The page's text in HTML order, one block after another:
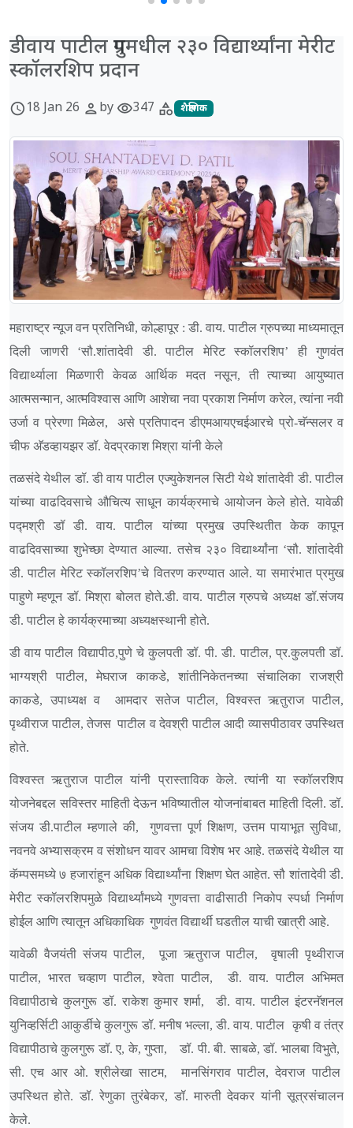
डीवाय पाटील ग्रुपमधील २३० विद्यार्थ्यांना मेरीट
स्कॉलरशिप प्रदान
schedule18 Jan 26 personby visibility347 category शैक्षणिक
महाराष्ट्र न्यूज वन प्रतिनिधी, कोल्हापूर : डी. वाय. पाटील ग्रुपच्या माध्यमातून
दिली जाणरी ‘सौ.शांतादेवी डी. पाटील मेरिट स्कॉलरशिप’ ही गुणवंत
विद्यार्थ्याला मिळणारी केवळ आर्थिक मदत नसून, ती त्याच्या आयुष्यात
आत्मसन्मान, आत्मविश्वास आणि आशेचा नवा प्रकाश निर्माण करेल, त्यांना नवी
उर्जा व प्रेरणा मिळेल,
असे प्रतिपादन डीएमआयएचईआरचे प्रो-चॅन्सलर व
चीफ अ‍ॅडव्हायझर डॉ. वेदप्रकाश मिश्रा यांनी केले
तळसंदे येथील डॉ. डी वाय पाटील एज्युकेशनल सिटी येथे शांतादेवी डी. पाटील
यांच्या वाढदिवसाचे औचित्य साधून कार्यक्रमाचे आयोजन केले होते. यावेळी
पद्मश्री डॉ डी. वाय. पाटील यांच्या प्रमुख उपस्थितीत केक कापून
वाढदिवसाच्या शुभेच्छा देण्यात आल्या. तसेच २३० विद्यार्थ्यांना ‘सौ. शांतादेवी
डी. पाटील मेरिट स्कॉलरशिप’चे वितरण करण्यात आले. या समारंभात प्रमुख
पाहुणे म्हणून डॉ. मिश्रा बोलत होते.डी. वाय. पाटील ग्रुपचे अध्यक्ष डॉ.संजय
डी. पाटील हे कार्यक्रमाच्या अध्यक्षस्थानी होते.
डी वाय पाटील विद्यापीठ,पुणे चे कुलपती डॉ. पी. डी. पाटील, प्र.कुलपती डॉ.
भाग्यश्री पाटील, मेघराज काकडे, शांतीनिकेतनच्या संचालिका राजश्री
काकडे, उपाध्यक्ष व आमदार सतेज पाटील, विश्वस्त ऋतुराज पाटील,
पृथ्वीराज पाटील, तेजस पाटील व देवश्री पाटील आदी व्यासपीठावर उपस्थित
होते.
विश्वस्त ऋतुराज पाटील यांनी प्रास्ताविक केले. त्यांनी या स्कॉलरशिप
योजनेबद्दल सविस्तर माहिती देऊन भविष्यातील योजनांबाबत माहिती दिली. डॉ.
संजय डी.पाटील म्हणाले की,
गुणवत्ता पूर्ण शिक्षण, उत्तम पायाभूत सुविधा,
नवनवे अभ्यासक्रम व संशोधन यावर आमचा विशेष भर आहे. तळसंदे येथील या
कॅम्पसमध्ये ७ हजारांहून अधिक विद्यार्थ्यांना शिक्षण घेत आहेत. सौ शांतादेवी डी.
मेरीट स्कॉलरशिपमुळे विद्यार्थ्यांमध्ये गुणवत्ता वाढीसाठी निकोप स्पर्धा निर्माण
होईल आणि त्यातून अधिकाधिक गुणवंत विद्यार्थी घडतील याची खात्री आहे.
यावेळी वैजयंती संजय पाटील, पूजा ऋतुराज पाटील,
वृषाली पृथ्वीराज
पाटील, भारत चव्हाण पाटील, श्वेता पाटील,
डी. वाय. पाटील अभिमत
विद्यापीठाचे कुलगुरू डॉ. राकेश कुमार शर्मा,
डी. वाय. पाटील इंटरनॅशनल
युनिव्हर्सिटी आकुर्डीचे कुलगुरू डॉ. मनीष भल्ला, डी. वाय. पाटील कृषी व तंत्र
विद्यापीठाचे कुलगुरू डॉ. ए, के, गुप्ता,
डॉ. पी. बी. साबळे, डॉ. भालबा विभुते,
सी. एच आर ओ. श्रीलेखा साटम,
मानसिंगराव पाटील, देवराज पाटील
उपस्थित होते. डॉ. रेणुका तुरंबेकर, डॉ. मारुती देवकर यांनी सूत्रसंचालन
केले.